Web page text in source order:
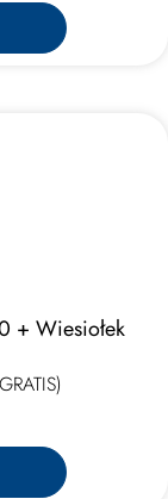
+ Wiesiołek